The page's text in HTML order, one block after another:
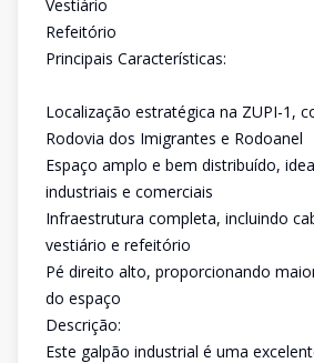
Vestiário
Refeitório
Principais Características:
Localização estratégica na ZUPI-1,
Rodovia dos Imigrantes e Rodoanel
Espaço amplo e bem distribuído,
industriais e comerciais
Infraestrutura completa, incluindo
vestiário e refeitório
Pé direito alto, proporcionando
do espaço
Descrição:
Este galpão industrial é uma